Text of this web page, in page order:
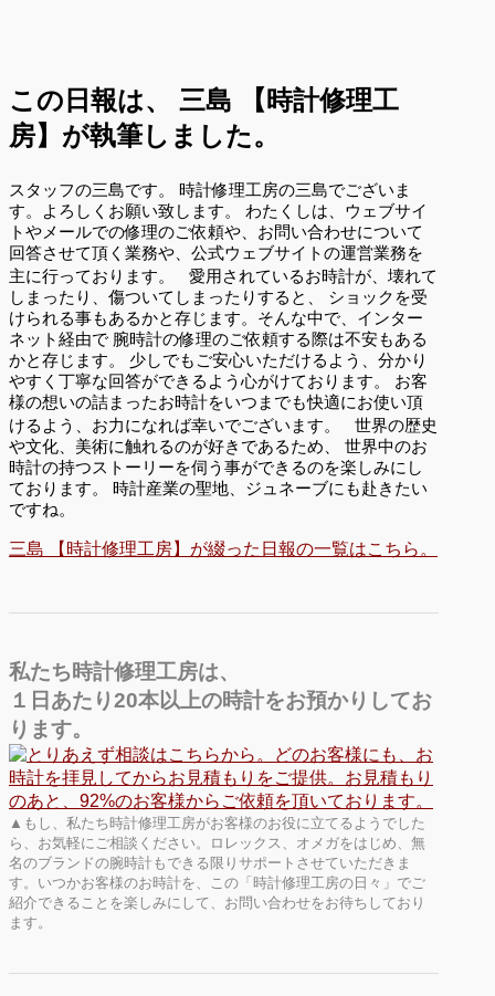
この日報は、
三島 【時計修理工
房】が執筆しました。
スタッフの三島です。 時計修理工房の三島でございま
す。よろしくお願い致します。 わたくしは、ウェブサイ
トやメールでの修理のご依頼や、お問い合わせについて
回答させて頂く業務や、公式ウェブサイトの運営業務を
主に行っております。 愛用されているお時計が、壊れて
しまったり、傷ついてしまったりすると、 ショックを受
けられる事もあるかと存じます。そんな中で、インター
ネット経由で 腕時計の修理のご依頼する際は不安もある
かと存じます。 少しでもご安心いただけるよう、分かり
やすく丁寧な回答ができるよう心がけております。 お客
様の想いの詰まったお時計をいつまでも快適にお使い頂
けるよう、お力になれば幸いでございます。 世界の歴史
や文化、美術に触れるのが好きであるため、 世界中のお
時計の持つストーリーを伺う事ができるのを楽しみにし
ております。 時計産業の聖地、ジュネーブにも赴きたい
ですね。
三島 【時計修理工房】が綴った日報の一覧はこちら。
私たち時計修理工房は、
１日あたり20本以上の時計をお預かりしてお
ります。
▲もし、私たち時計修理工房がお客様のお役に立てるようでした
ら、お気軽にご相談ください。ロレックス、オメガをはじめ、無
名のブランドの腕時計もできる限りサポートさせていただきま
す。いつかお客様のお時計を、この「時計修理工房の日々」でご
紹介できることを楽しみにして、お問い合わせをお待ちしており
ます。